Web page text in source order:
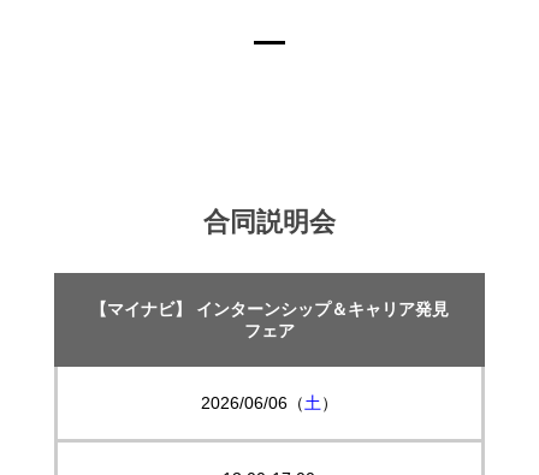
合同説明会
【マイナビ】 インターンシップ＆キャリア発見
フェア
2026/06/06（土）